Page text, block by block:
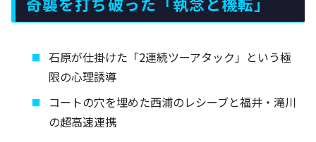
石原が仕掛けた「2連続ツーアタック」という極
限の心理誘導
コートの穴を埋めた西浦のレシーブと福井・滝川
の超高速連携